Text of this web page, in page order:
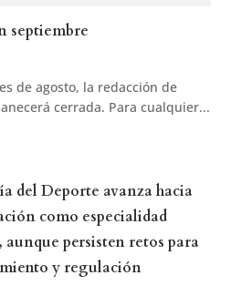
septiembre
de agosto, la redacción de
cerrada. Para cualquier...
del Deporte avanza hacia
como especialidad
persisten retos para
y regulación